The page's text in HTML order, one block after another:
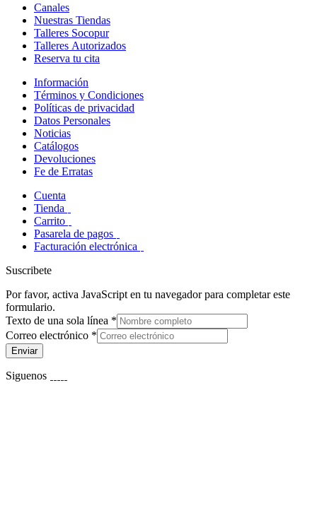
Canales
Nuestras Tiendas
Talleres Socopur
Talleres Autorizados
Reserva tu cita
Información
Términos y Condiciones
Políticas de privacidad
Datos Personales
Noticias
Catálogos
Devoluciones
Fe de Erratas
Cuenta
Tienda
Carrito
Pasarela de pagos
Facturación electrónica
Suscribete
Por favor, activa JavaScript en tu navegador para completar este
formulario.
Texto de una sola línea *
Correo electrónico *
Enviar
Siguenos